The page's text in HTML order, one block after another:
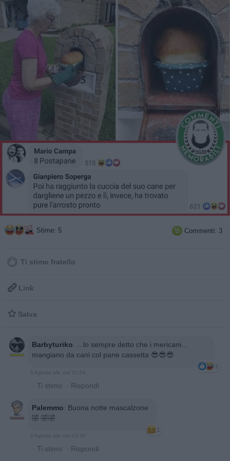
Stime: 5  Commenti: 3
Ti stimo fratello
 Link
 Salva
Barbyturiko:
...lo sempre detto che i mericani...
mangiano da cani col pane cassetta 😎😎😎
3
6 Agosto alle ore 21:59
· Ti stimo · Rispondi
Palemmo: Buona notte mascalzone
🤣 🤣🤣
1
6 Agosto alle ore 23:20
· Ti stimo · Rispondi